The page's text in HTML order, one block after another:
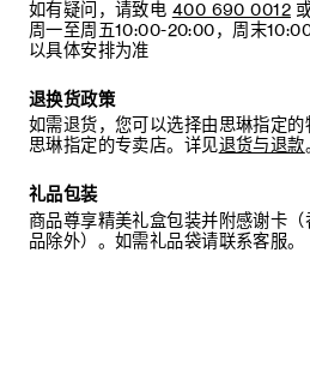
霍巴（SIMMONDSIA CHINENSIS
（SCLEROTIUM ROLFSSII）胶、
氯苯甘醚、生育酚乙酸酯、苯甲酸钠
其他微量成分：透明质酸钠、十八烷
肉桂酸酯、硬脂酰谷氨酸钠、柠檬
本列表可能会随着时间有所演变。
包装上的成分表，以确保这些成分均
使用方法：涂抹在清洁后干燥的身
吸收。
如有疑问，请致电 400 690 0012
周一至周五10:00-20:00，周末
以具体安排为准
退换货政策
如需退货，您可以选择由思琳指定
思琳指定的专卖店。详见退货与退款
礼品包装
商品尊享精美礼盒包装并附感谢卡
品除外）。如需礼品袋请联系客服。